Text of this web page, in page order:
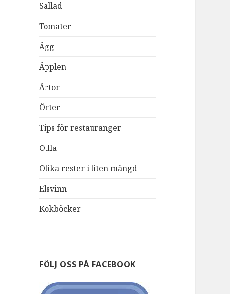
Sallad
Tomater
Ägg
Äpplen
Ärtor
Örter
Tips för restauranger
Odla
Olika rester i liten mängd
Elsvinn
Kokböcker
FÖLJ OSS PÅ FACEBOOK